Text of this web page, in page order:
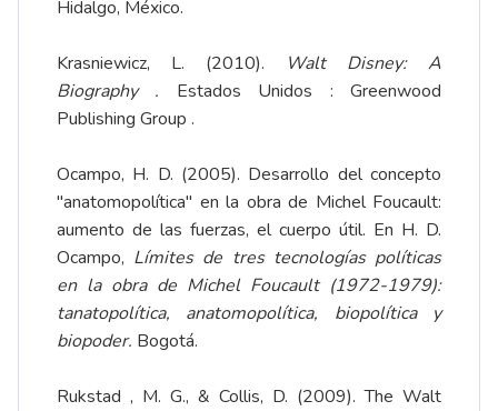
Hidalgo, México.
Krasniewicz, L. (2010).
Walt Disney: A
Biography . Estados Unidos : Greenwood
Publishing Group .
Ocampo, H. D. (2005). Desarrollo del concepto
"anatomopolítica" en la obra de Michel Foucault:
aumento de las fuerzas, el cuerpo útil. En H. D.
Ocampo, Límites de tres tecnologías políticas
en la obra de Michel Foucault (1972-1979):
tanatopolítica, anatomopolítica, biopolítica y
biopoder. Bogotá.
Rukstad , M. G., & Collis, D. (2009). The Walt